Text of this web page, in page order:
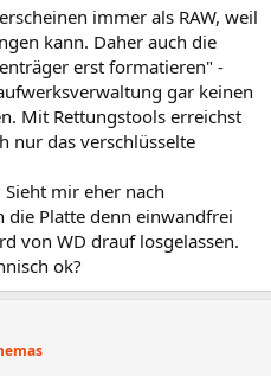
immer als RAW, weil
kann. Daher auch die
erst formatieren" -
gar keinen
Mit Rettungstools erreichst
nur das verschlüsselte
mir eher nach
die Platte denn einwandfrei
von WD drauf losgelassen.
ok?